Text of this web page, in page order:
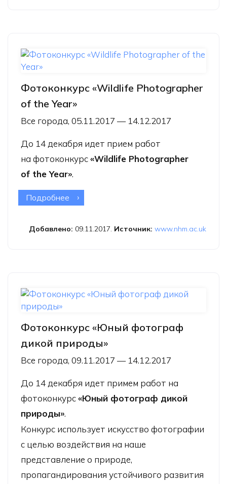
Фотоконкурс «Wildlife Photographer
of the Year»
Все города, 05.11.2017 — 14.12.2017
До 14 декабря идет прием работ
на фотоконкурс«Wildlife Photographer
of the Year».
Подробнее о Фотоконкурс «Wildlife Photographer
Добавлено: 09.11.2017. Источник: www.nhm.ac.uk
Фотоконкурс «Юный фотограф
дикой природы»
Все города, 09.11.2017 — 14.12.2017
До 14 декабря идет примем работ на
фотоконкурс«Юный фотограф дикой
природы».
Конкурс использует искусство фотографии
с целью воздействия на наше
представление о природе,
пропагандирования устойчивого развития